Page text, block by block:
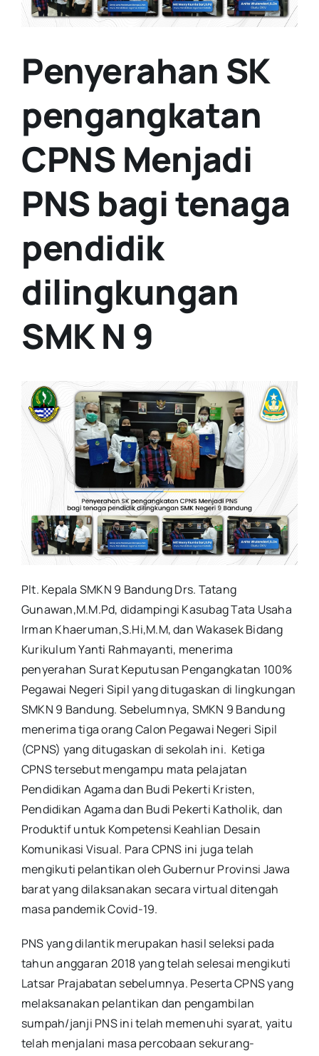
Penyerahan SK
pengangkatan
CPNS Menjadi
PNS bagi tenaga
pendidik
dilingkungan
SMK N 9
Plt. Kepala SMKN 9 Bandung Drs. Tatang
Gunawan,M.M.Pd, didampingi Kasubag Tata Usaha
Irman Khaeruman,S.Hi,M.M, dan Wakasek Bidang
Kurikulum Yanti Rahmayanti, menerima
penyerahan Surat Keputusan Pengangkatan 100%
Pegawai Negeri Sipil yang ditugaskan di lingkungan
SMKN 9 Bandung. Sebelumnya, SMKN 9 Bandung
menerima tiga orang Calon Pegawai Negeri Sipil
(CPNS) yang ditugaskan di sekolah ini. Ketiga
CPNS tersebut mengampu mata pelajatan
Pendidikan Agama dan Budi Pekerti Kristen,
Pendidikan Agama dan Budi Pekerti Katholik, dan
Produktif untuk Kompetensi Keahlian Desain
Komunikasi Visual. Para CPNS ini juga telah
mengikuti pelantikan oleh Gubernur Provinsi Jawa
barat yang dilaksanakan secara virtual ditengah
masa pandemik Covid-19.
PNS yang dilantik merupakan hasil seleksi pada
tahun anggaran 2018 yang telah selesai mengikuti
Latsar Prajabatan sebelumnya. Peserta CPNS yang
melaksanakan pelantikan dan pengambilan
sumpah/janji PNS ini telah memenuhi syarat, yaitu
telah menjalani masa percobaan sekurang-